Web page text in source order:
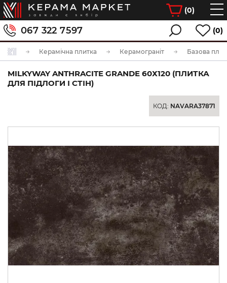
(0)
067 322 7597 (0)
Керамічна плитка Керамограніт Базова
MILKYWAY ANTHRACITE GRANDE 60Х120 (ПЛИТКА
ДЛЯ ПІДЛОГИ І СТІН)
КОД: NAVARA37871